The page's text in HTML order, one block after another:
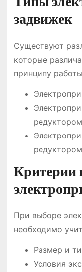
задвижек
Существуют
которые
принципу
редуктором
редуктором
Критерии
При выборе
необходимо
Размер и
Условия